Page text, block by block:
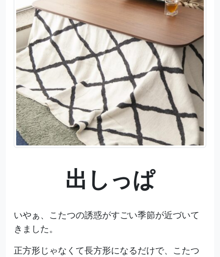
出しっぱ
いやぁ、こたつの誘惑がすごい季節が近づいて
きました。
正方形じゃなくて長方形になるだけで、こたつ